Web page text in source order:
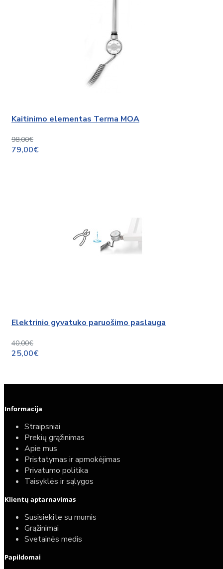
Kaitinimo elementas Terma MOA
98,00€
79,00€
Elektrinio gyvatuko paruošimo paslauga
40,00€
25,00€
Komplektas: Tece potinkinis WC rėmas su baltu
lėtaeigiu dangčiu
Informacija
Straipsniai
Prekių grąžinimas
Apie mus
Pristatymas ir apmokėjimas
Privatumo politika
Taisyklės ir sąlygos
Klientų aptarnavimas
Susisiekite su mumis
Grąžinimai
Svetainės medis
Papildomai